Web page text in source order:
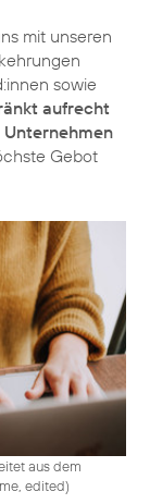
mit unseren
sowie
aufrecht
Gebot
aus dem
edited)